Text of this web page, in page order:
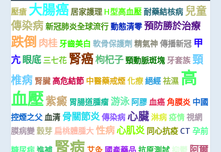
壓瘡 大腸癌居家護理 H型高血壓 耐藥結核病 兒童
傳染病 新冠肺炎全球流行 動態清零預防勝於治療
跌倒 肉桂牙齒美白 軟骨保護劑 精氣神 傳播新冠 甲
亢眼底 三七花 腎癌枸杞子頸動脈斑塊 牙套族 頸
椎病 腎臟 高危結節 中醫藥戒煙 化療 絕經 祛濕 高
血壓紫癜 胃腸道腫瘤 游泳 阿膠 血癌 角膜炎 中國
控煙之父 血清 骨關節炎傳染病 心臟 淋病 疫情 視網
膜病變 穀芽 扁桃體腫大 性病心肌炎 同心抗疫 CT 孕前
腎病